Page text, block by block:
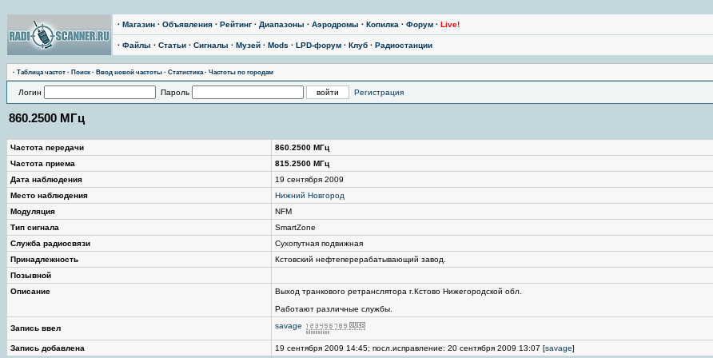
· Магазин · Объявления · Рейтинг · Диапазоны · Аэродромы · Копилка · Форум · Live!
· Файлы · Статьи · Сигналы · Музей · Mods · LPD-форум · Клуб · Радиостанции
· Таблица частот · Поиск · Ввод новой частоты · Статистика· Частоты по городам
Логин Пароль Регистрация
860.2500 МГц
Частота передачи
860.2500 МГц
Частота приема
815.2500 МГц
Дата наблюдения
19 сентября 2009
Место наблюдения
Нижний Новгород
Модуляция
NFM
Тип сигнала
SmartZone
Служба радиосвязи
Сухопутная подвижная
Принадлежность
Кстовский нефтеперерабатывающий завод.
Позывной
Описание
Выход транкового ретранслятора г.Кстово Нижегородской обл.
Работают различные службы.
Запись ввел savage
Запись добавлена 19 сентября 2009 14:45; посл.исправление: 20 сентября 2009 13:07 [savage]